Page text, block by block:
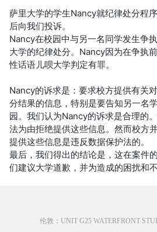
萨里大学的学生Nancy就纪律处分程
后向我们投诉。
Nancy在校园中与另一名同学发生争
大学的纪律处分。Nancy因为在争执
性话语儿呗大学判定有罪。
Nancy的诉求是：要求校方提供有关
分结果的信息，特别是要告知另一名
园。我们认为Nancy的诉求是合理的
法为由拒绝提供这些信息。然而校方
提供这些信息是违反数据保护法的。
最后，我们得出的结论是，这在案件
们建议大学道歉，并为造成的困扰和
伦敦：UNIT G25 WATERFRONT